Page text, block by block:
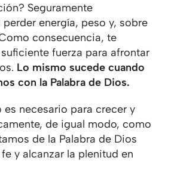
Seguramente
energía, peso y, sobre
consecuencia, te
fuerza para afrontar
Lo mismo sucede cuando
con la Palabra de Dios.
necesario para crecer y
de igual modo, como
de la Palabra de Dios
y alcanzar la plenitud en